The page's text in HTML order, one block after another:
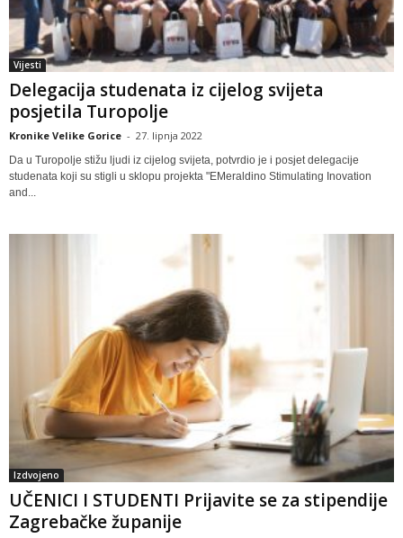
Vijesti
Delegacija studenata iz cijelog svijeta
posjetila Turopolje
Kronike Velike Gorice - 27. lipnja 2022
Da u Turopolje stižu ljudi iz cijelog svijeta, potvrdio je i posjet delegacije
studenata koji su stigli u sklopu projekta "EMeraldino Stimulating Inovation
and...
Izdvojeno
UČENICI I STUDENTI Prijavite se za stipendije
Zagrebačke županije